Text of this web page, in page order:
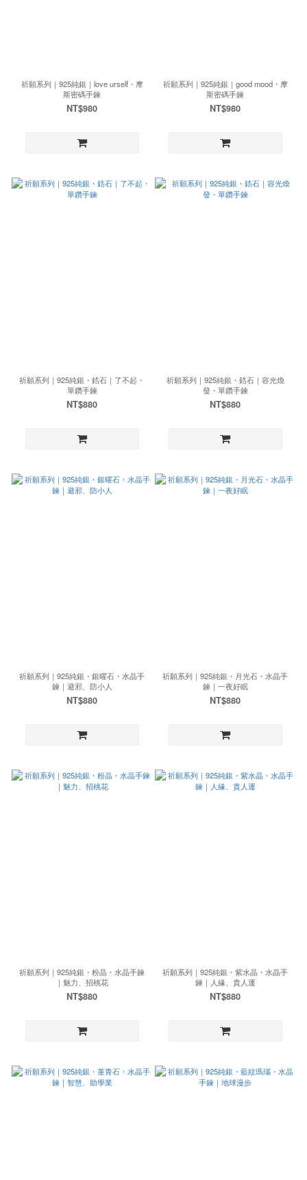
祈願系列｜925純銀｜love urself・摩
斯密碼手鍊
NT$980
祈願系列｜925純銀｜good mood・摩
斯密碼手鍊
NT$980
祈願系列｜925純銀・鋯石｜了不起・
單鑽手鍊
NT$880
祈願系列｜925純銀・鋯石｜容光煥
發・單鑽手鍊
NT$880
祈願系列｜925純銀・銀曜石・水晶手
鍊｜避邪、防小人
NT$880
祈願系列｜925純銀・月光石・水晶手
鍊｜一夜好眠
NT$880
祈願系列｜925純銀・粉晶・水晶手鍊
｜魅力、招桃花
NT$880
祈願系列｜925純銀・紫水晶・水晶手
鍊｜人緣、貴人運
NT$880